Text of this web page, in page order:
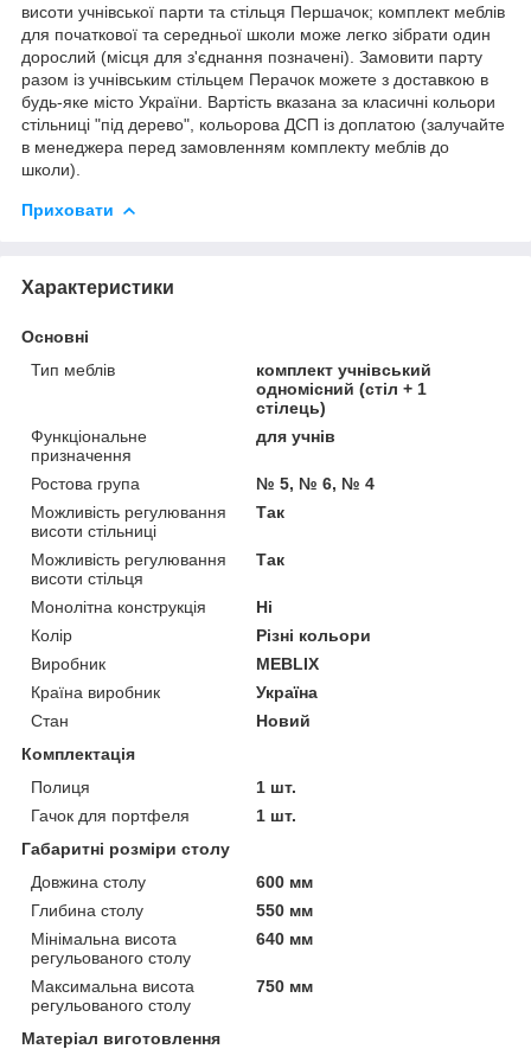
висоти учнівської парти та стільця Першачок; комплект меблів
для початкової та середньої школи може легко зібрати один
дорослий (місця для з'єднання позначені). Замовити парту
разом із учнівським стільцем Перачок можете з доставкою в
будь-яке місто України. Вартість вказана за класичні кольори
стільниці "під дерево", кольорова ДСП із доплатою (залучайте
в менеджера перед замовленням комплекту меблів до
школи).
Приховати
Характеристики
Основні
Тип меблів
комплект учнівський
одномісний (стіл + 1
стілець)
Функціональне
призначення
для учнів
Ростова група
№ 5, № 6, № 4
Можливість регулювання
висоти стільниці
Так
Можливість регулювання
висоти стільця
Так
Монолітна конструкція
Ні
Колір
Різні кольори
Виробник
MEBLIX
Країна виробник
Україна
Стан
Новий
Комплектація
Полиця
1 шт.
Гачок для портфеля
1 шт.
Габаритні розміри столу
Довжина столу
600 мм
Глибина столу
550 мм
Мінімальна висота
регульованого столу
640 мм
Максимальна висота
регульованого столу
750 мм
Матеріал виготовлення